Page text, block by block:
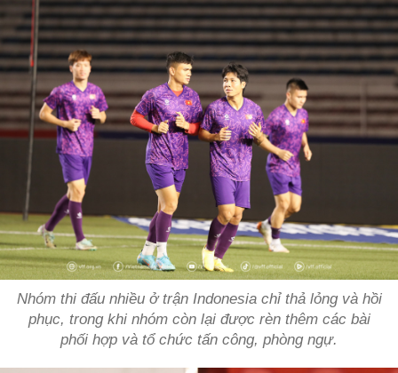
Nhóm thi đấu nhiều ở trận Indonesia chỉ thả lỏng và hồi
phục, trong khi nhóm còn lại được rèn thêm các bài
phối hợp và tổ chức tấn công, phòng ngự.